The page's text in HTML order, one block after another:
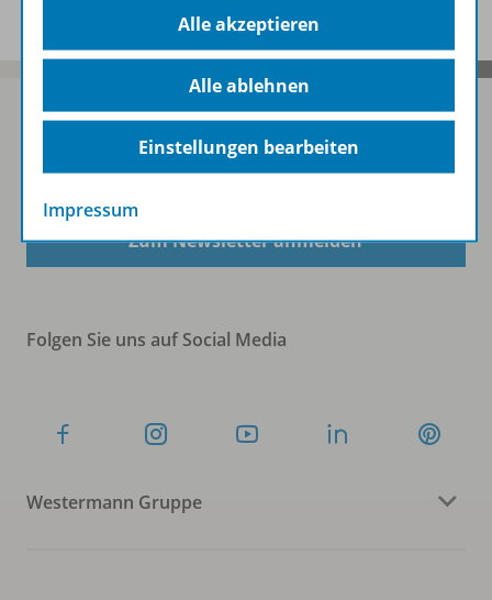
Sofort profitieren
Zum Newsletter anmelden
Folgen Sie uns auf Social Media
Westermann Gruppe
Alle akzeptieren
Alle ablehnen
Einstellungen bearbeiten
Impressum